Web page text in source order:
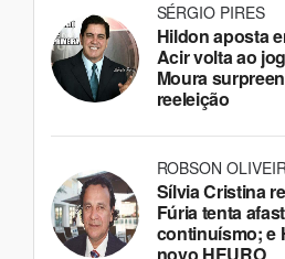
SÉRGIO PIRES
Hildon aposta
Acir volta ao
Moura
reeleição
ROBSON
Sílvia Cristina
Fúria tenta
continuísmo; e